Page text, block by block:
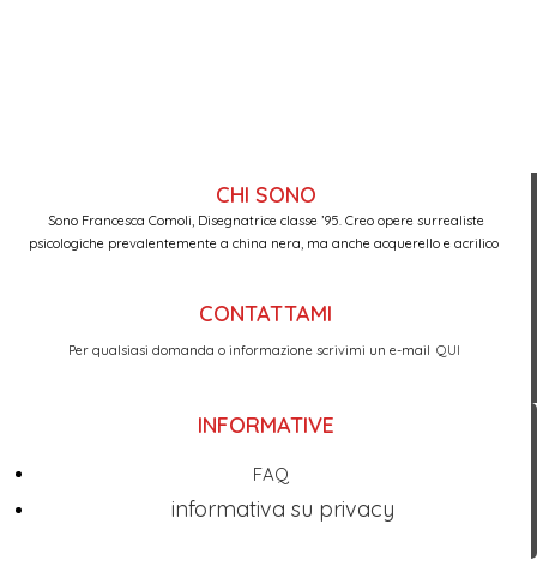
CHI SONO
Sono Francesca Comoli, Disegnatrice classe ’95. Creo opere surrealiste
psicologiche prevalentemente a china nera, ma anche acquerello e acrilico
CONTATTAMI
Per qualsiasi domanda o informazione scrivimi un e-mail QUI
INFORMATIVE
FAQ
informativa su privacy